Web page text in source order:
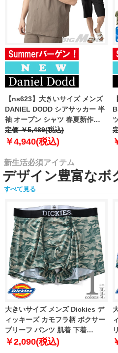
【ns623】大きいサイズ メンズ
DANIEL DODD シアサッカー 半
袖 オープン シャツ 春夏新作
azsh-260213 【fre】
定価 ￥5,489(税込)
￥4,940(税込)
新生活必須アイテム
デザイン豊富なボ
すべて見る
大きいサイズ メンズ Dickies デ
ィッキーズ カモフラ柄 ボクサー
ブリーフ パンツ 肌着 下着
80212600
￥2,090(税込)